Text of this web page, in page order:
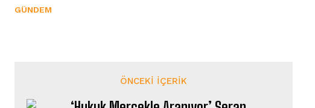
GÜNDEM
ÖNCEKI İÇERIK